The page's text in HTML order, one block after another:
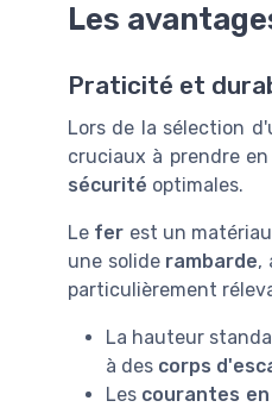
Les
Praticité et
Lors de la sélection
cruciaux à prendre
sécurité optimales.
Le fer est un
une solide rambarde,
particulièrement
La hauteur
à des corps
Les courantes